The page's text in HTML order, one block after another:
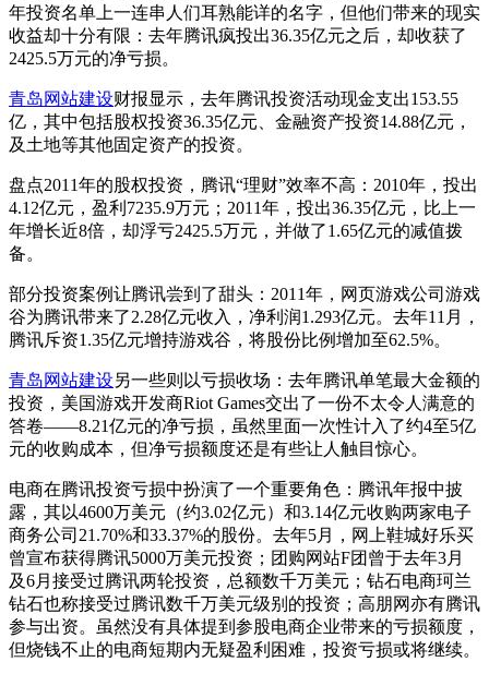
年投资名单上一连串人们耳熟能详的名字，但他们带来的现实
收益却十分有限：去年腾讯疯投出36.35亿元之后，却收获了
2425.5万元的净亏损。
青岛网站建设财报显示，去年腾讯投资活动现金支出153.55
亿，其中包括股权投资36.35亿元、金融资产投资14.88亿元，
及土地等其他固定资产的投资。
盘点2011年的股权投资，腾讯“理财”效率不高：2010年，投出
4.12亿元，盈利7235.9万元；2011年，投出36.35亿元，比上一
年增长近8倍，却浮亏2425.5万元，并做了1.65亿元的减值拨
备。
部分投资案例让腾讯尝到了甜头：2011年，网页游戏公司游戏
谷为腾讯带来了2.28亿元收入，净利润1.293亿元。去年11月，
腾讯斥资1.35亿元增持游戏谷，将股份比例增加至62.5%。
青岛网站建设另一些则以亏损收场：去年腾讯单笔最大金额的
投资，美国游戏开发商Riot Games交出了一份不太令人满意的
答卷——8.21亿元的净亏损，虽然里面一次性计入了约4至5亿
元的收购成本，但净亏损额度还是有些让人触目惊心。
电商在腾讯投资亏损中扮演了一个重要角色：腾讯年报中披
露，其以4600万美元（约3.02亿元）和3.14亿元收购两家电子
商务公司21.70%和33.37%的股份。去年5月，网上鞋城好乐买
曾宣布获得腾讯5000万美元投资；团购网站F团曾于去年3月
及6月接受过腾讯两轮投资，总额数千万美元；钻石电商珂兰
钻石也称接受过腾讯数千万美元级别的投资；高朋网亦有腾讯
参与出资。虽然没有具体提到参股电商企业带来的亏损额度，
但烧钱不止的电商短期内无疑盈利困难，投资亏损或将继续。